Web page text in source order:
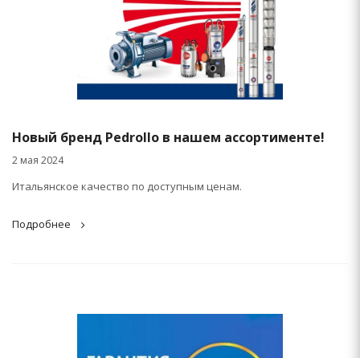
Новый бренд Pedrollo в нашем ассортименте!
2 мая 2024
Итальянское качество по доступным ценам.
Подробнее